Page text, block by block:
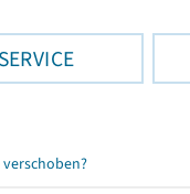
SERVICE